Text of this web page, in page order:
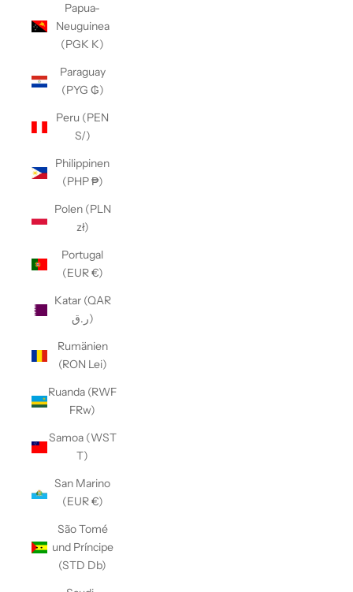
Papua-
Neuguinea
(PGK K)
Paraguay
(PYG ₲)
Peru (PEN
S/)
Philippinen
(PHP ₱)
Polen (PLN
zł)
Portugal
(EUR €)
Katar (QAR
ر.ق)
Rumänien
(RON Lei)
Ruanda (RWF
FRw)
Samoa (WST
T)
San Marino
(EUR €)
São Tomé
und Príncipe
(STD Db)